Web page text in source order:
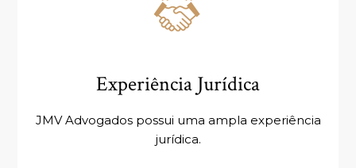
Experiência Jurídica
JMV Advogados possui uma ampla experiência
jurídica.